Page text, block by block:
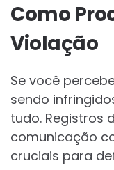
Como
Violação
Se você
sendo
tudo. Registros
comunicação
cruciais para